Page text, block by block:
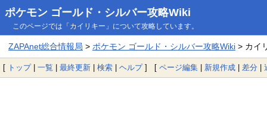
ポケモン ゴールド・シルバー攻略Wiki
このページでは「カイリキー」について攻略しています。
ZAPAnet総合情報局 > ポケモン ゴールド・シルバー攻略Wiki> カイ
[ トップ| 一覧 | 最終更新 | 検索 | ヘルプ] [ ページ編集 | 新規作成 | 差分 |